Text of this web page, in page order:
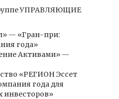
УПРАВЛЯЮЩИЕ
— «Гран-при:
года»
Активами» —
«РЕГИОН Эссет
года для
инвесторов»